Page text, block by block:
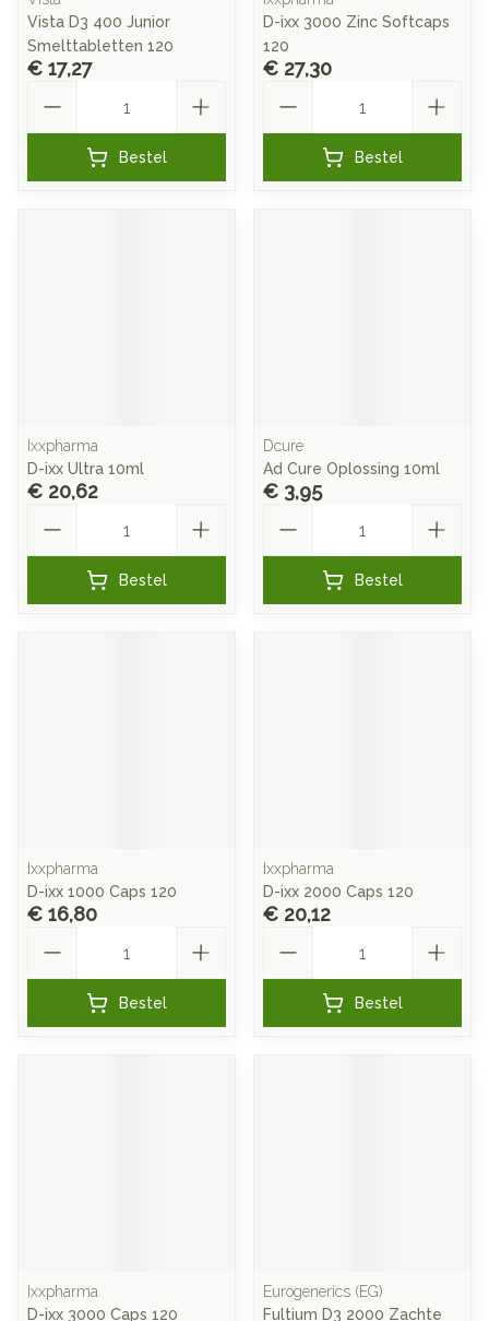
Vista D3 400 Junior
Smelttabletten 120
€ 17,27
Bestel
D-ixx 3000 Zinc Softcaps
120
€ 27,30
Bestel
Ixxpharma
D-ixx Ultra 10ml
€ 20,62
Bestel
Dcure
Ad Cure Oplossing 10ml
€ 3,95
Bestel
Ixxpharma
D-ixx 1000 Caps 120
€ 16,80
Bestel
Ixxpharma
D-ixx 2000 Caps 120
€ 20,12
Bestel
Ixxpharma
D-ixx 3000 Caps 120
Eurogenerics (EG)
Fultium D3 2000 Zachte